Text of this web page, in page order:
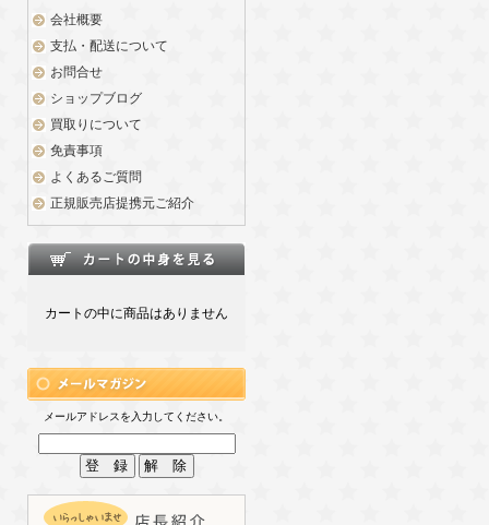
会社概要
支払・配送について
お問合せ
ショップブログ
買取りについて
免責事項
よくあるご質問
正規販売店提携元ご紹介
カートの中に商品はありません
メールアドレスを入力してください。